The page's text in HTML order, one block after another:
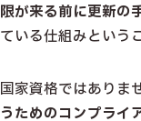
限が来る前に更新の
ている仕組みという
国家資格ではありま
うためのコンプライ